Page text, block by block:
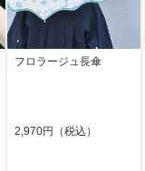
フロラージュ長傘
2,970円（税込）